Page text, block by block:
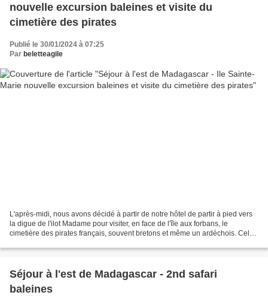
nouvelle excursion baleines et visite du
cimetière des pirates
Publié le 30/01/2024 à 07:25
Par beletteagile
L'après-midi, nous avons décidé à partir de notre hôtel de partir à pied vers
la digue de l'ilot Madame pour visiter, en face de l'île aux forbans, le
cimetière des pirates français, souvent bretons et même un ardéchois. Celui-
Séjour à l'est de Madagascar - 2nd safari
baleines